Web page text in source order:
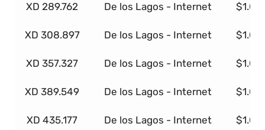
XD 289.762 De los Lagos - Internet
XD 308.897 De los Lagos - Internet
XD 357.327 De los Lagos - Internet
XD 389.549 De los Lagos - Internet
XD 435.177 De los Lagos - Internet